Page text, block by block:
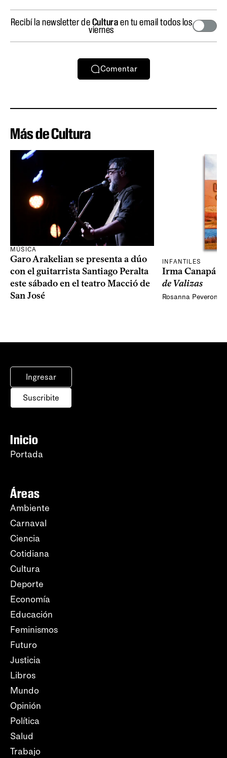
Recibí la newsletter deCulturaen tu email todos los
viernes
Comentar
Más de Cultura
MÚSICA
Garo Arakelian se presenta a dúo
con el guitarrista Santiago Peralta
este sábado en el teatro Macció de
San José
INFANTILES
Irma Canapá
de Valizas
Rosanna Peveroni
Ingresar
Suscribite
Inicio
Portada
Áreas
Ambiente
Carnaval
Ciencia
Cotidiana
Cultura
Deporte
Economía
Educación
Feminismos
Futuro
Justicia
Libros
Mundo
Opinión
Política
Salud
Trabajo